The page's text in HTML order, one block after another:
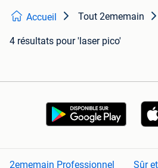
Accueil Tout 2ememain
4 résultats pour 'laser pico'
2ememain Professionnel Sûr